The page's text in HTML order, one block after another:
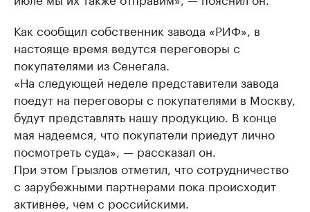
Как сообщил собственник завода «РИФ», в
настояще время ведутся переговоры с
покупателями из Сенегала.
«На следующей неделе представители завода
поедут на переговоры с покупателями в Москву,
будут представлять нашу продукцию. В конце
мая надеемся, что покупатели приедут лично
посмотреть суда», — рассказал он.
При этом Грызлов отметил, что сотрудничество
с зарубежными партнерами пока происходит
активнее, чем с российскими.